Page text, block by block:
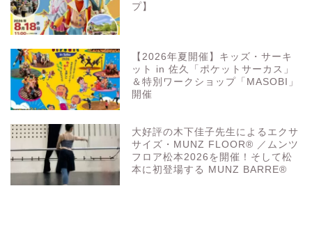
プ】
【2026年夏開催】キッズ・サーキ
ット in 佐久「ポケットサーカス」
＆特別ワークショップ「MASOBI」
開催
大好評の木下佳子先生によるエクサ
サイズ・MUNZ FLOOR® ／ムンツ
フロア松本2026を開催！そして松
本に初登場する MUNZ BARRE®